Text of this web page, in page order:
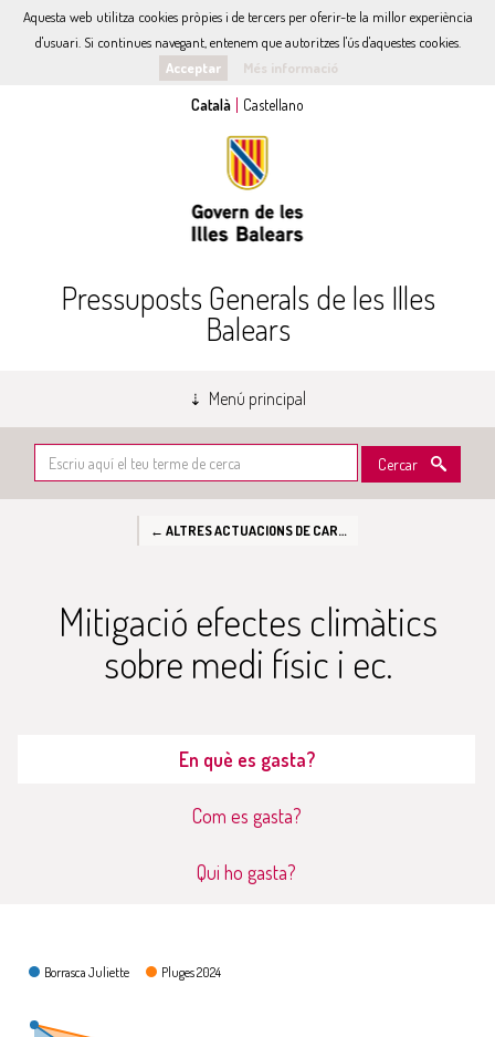
Aquesta web utilitza cookies pròpies i de tercers per oferir-te la millor experiència
d'usuari. Si continues navegant, entenem que autoritzes l'ús d'aquestes cookies.
Acceptar
Més informació
Pressuposts Generals de les Illes
Balears
Menú principal
Cercar
← ALTRES ACTUACIONS DE CARÀCTER ECONÒMIC
Mitigació efectes climàtics
sobre medi físic i ec.
En què es gasta?
Com es gasta?
Qui ho gasta?
En què es gasta?
Borrasca Juliette Pluges 2024